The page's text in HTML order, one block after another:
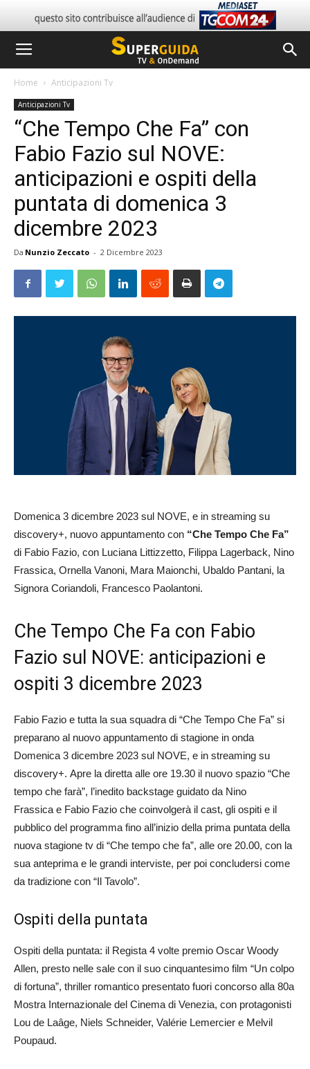
Home Anticipazioni Tv
Anticipazioni Tv
“Che Tempo Che Fa” con
Fabio Fazio sul NOVE:
anticipazioni e ospiti della
puntata di domenica 3
dicembre 2023
Da Nunzio Zeccato - 2 Dicembre 2023
Domenica 3 dicembre 2023 sul NOVE, e in streaming su
discovery+, nuovo appuntamento con “Che Tempo Che Fa”
di Fabio Fazio, con Luciana Littizzetto, Filippa Lagerback, Nino
Frassica, Ornella Vanoni, Mara Maionchi, Ubaldo Pantani, la
Signora Coriandoli, Francesco Paolantoni.
Che Tempo Che Fa con Fabio
Fazio sul NOVE: anticipazioni e
ospiti 3 dicembre 2023
Fabio Fazio e tutta la sua squadra di “Che Tempo Che Fa” si
preparano al nuovo appuntamento di stagione in onda
Domenica 3 dicembre 2023 sul NOVE, e in streaming su
discovery+. Apre la diretta alle ore 19.30 il nuovo spazio “Che
tempo che farà”, l’inedito backstage guidato da Nino
Frassica e Fabio Fazio che coinvolgerà il cast, gli ospiti e il
pubblico del programma fino all’inizio della prima puntata della
nuova stagione tv di “Che tempo che fa”, alle ore 20.00, con la
sua anteprima e le grandi interviste, per poi concludersi come
da tradizione con “Il Tavolo”.
Ospiti della puntata
Ospiti della puntata: il Regista 4 volte premio Oscar Woody
Allen, presto nelle sale con il suo cinquantesimo film “Un colpo
di fortuna”, thriller romantico presentato fuori concorso alla 80a
Mostra Internazionale del Cinema di Venezia, con protagonisti
Lou de Laâge, Niels Schneider, Valérie Lemercier e Melvil
Poupaud.